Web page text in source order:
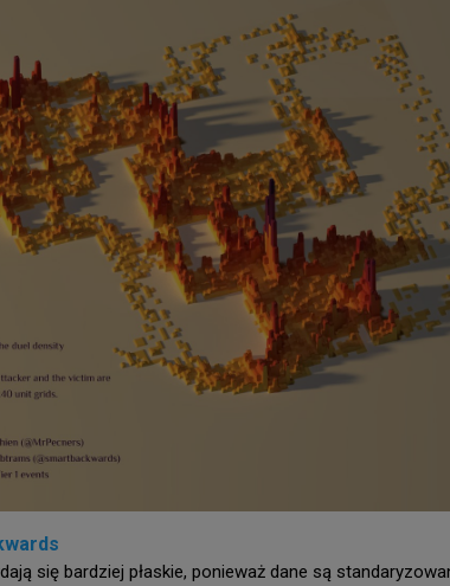
jednostronne spotkania...
się bardziej płaskie, ponieważ dane są